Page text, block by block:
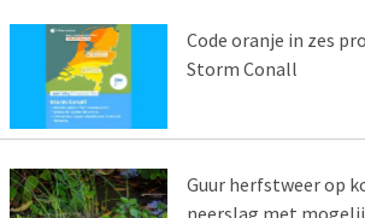
Code oranje in zes
Storm Conall
Guur herfstweer op